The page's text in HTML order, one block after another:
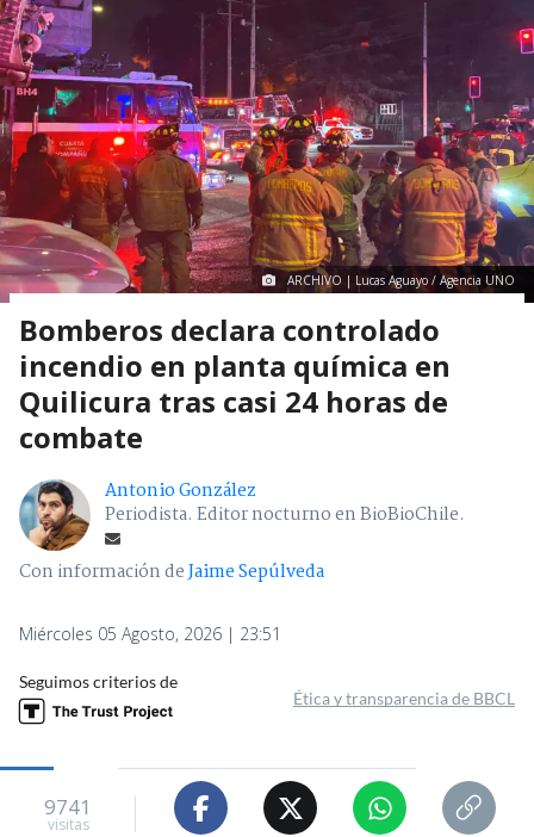
ARCHIVO | Lucas Aguayo / Agencia UNO
Bomberos declara controlado
incendio en planta química en
Quilicura tras casi 24 horas de
combate
Antonio González
Periodista. Editor nocturno en BioBioChile.
Con información deJaime Sepúlveda
Miércoles 05 Agosto, 2026 | 23:51
Seguimos criterios de
Ética y transparencia de BBCL
9741
visitas